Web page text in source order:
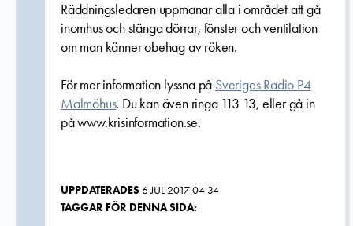
Räddningsledaren uppmanar alla i området att gå
inomhus och stänga dörrar, fönster och ventilation
om man känner obehag av röken.
För mer information lyssna på Sveriges Radio P4
Malmöhus. Du kan även ringa 113 13, eller gå in
på www.krisinformation.se.
UPPDATERADES6 JUL 2017 04:34
TAGGAR FÖR DENNA SIDA: